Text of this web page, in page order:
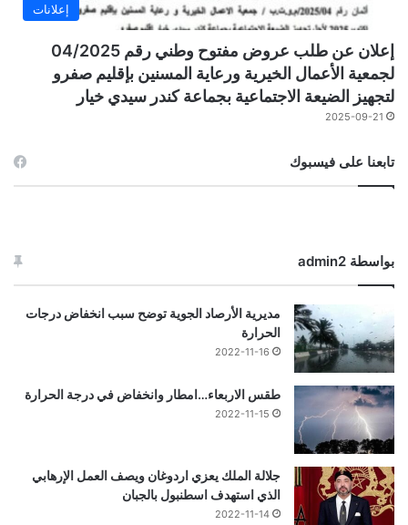
إعلانات
إعلان عن طلب عروض مفتوح وطني رقم 04/2025
لجمعية الأعمال الخيرية ورعاية المسنين بإقليم صفرو
لتجهيز الضيعة الاجتماعية بجماعة كندر سيدي خيار
2025-09-21
تابعنا على فيسبوك
بواسطة admin2
مديرية الأرصاد الجوية توضح سبب انخفاض درجات
الحرارة
2022-11-16
طقس الاربعاء…امطار وانخفاض في درجة الحرارة
2022-11-15
جلالة الملك يعزي اردوغان ويصف العمل الإرهابي
الذي استهدف اسطنبول بالجبان
2022-11-14